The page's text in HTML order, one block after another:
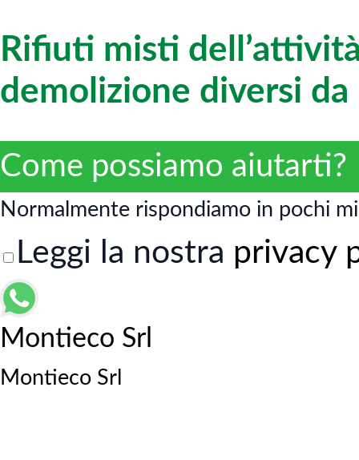
Rifiuti misti
demolizione diversi
Come possiamo aiutarti?
Normalmente rispondiamo in pochi
Leggi la nostra privacy
Montieco Srl
Montieco Srl